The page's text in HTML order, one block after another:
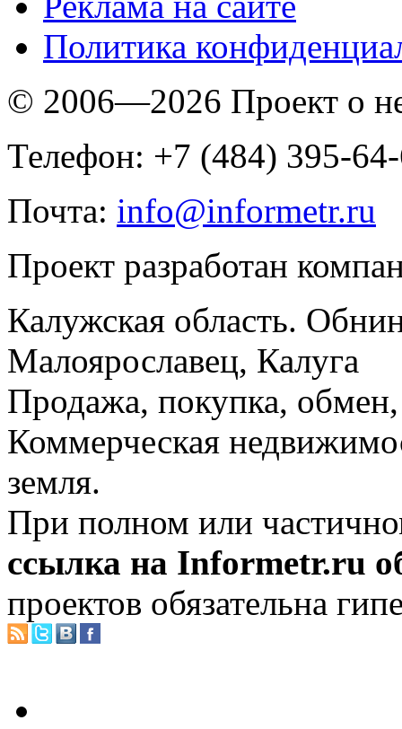
Политика
© 2006—2026 Проект о
Телефон: +7 (484) 395-
Почта: info@informetr.ru
Проект разработан
Калужская область.
Малоярославец, Калуга
Продажа, покупка, обмен,
Коммерческая
земля.
При полном или
ссылка на Informetr.ru
проектов обязательна